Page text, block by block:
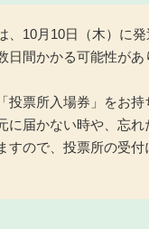
、10月10日（木）に
日間かかる可能性が
投票所入場券」をお持
に届かない時や、忘
すので、投票所の受